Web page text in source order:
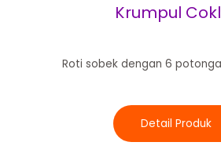
Krumpul
Roti sobek dengan 6
Detail Produk